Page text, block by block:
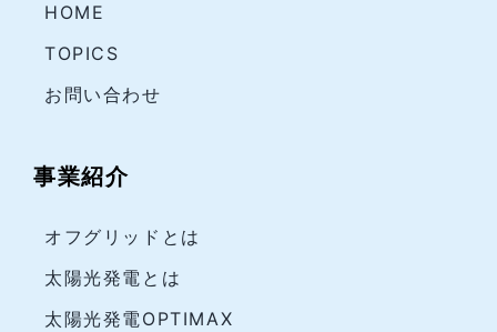
HOME
TOPICS
お問い合わせ
事業紹介
オフグリッドとは
太陽光発電とは
太陽光発電OPTIMAX